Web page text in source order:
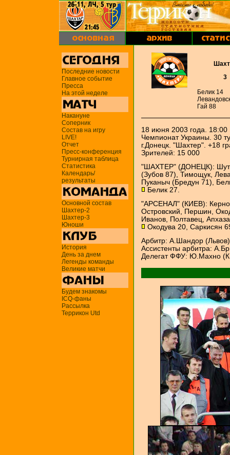
Последние новости
Главное событие
Пресса
На этой неделе
Накануне
Соперник
Состав на игру
LIVE!
Отчет
Пресс-конференция
Турнирная таблица
Статистика
Календарь/
результаты
Основной состав
Шахтер-2
Шахтер-3
Юноши
История
День за днем
Легенды команды
Великие матчи
Будем знакомы
ICQ-фаны
Рассылка
Террикон Utd
3
Белик 14
Гай 88
18 июня 2003 года. 18:00
Чемпионат Украины. 30
г.Донецк. "Шахтер". +18
Зрителей: 15 000
"ШАХТЕР" (ДОНЕЦК):
(Зубов 87), Тимощук,
Пуканыч (Бредун 71),
Белик 27.
"АРСЕНАЛ" (КИЕВ):
Островский, Першин,
Иванов, Полтавец,
Окодува 20, Саркисян
Арбитр: А.Шандор (Львов)
Ассистенты арбитра:
Делегат ФФУ: Ю.Махно